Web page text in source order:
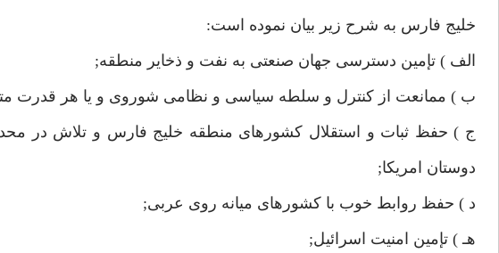
خليج فارس به شرح زير بيان نموده است:
الف ) تإمين دسترسى جهان صنعتى به نفت و ذخاير منطقه;
ب ) ممانعت از كنترل و سلطه سياسى و نظامى شوروى و يا هر قدرت
ج ) حفظ ثبات و استقلال كشورهاى منطقه خليج فارس و تلاش در
دوستان امريكا;
د ) حفظ روابط خوب با كشورهاى ميانه روى عربى;
هـ ) تإمين امنيت اسرائيل;